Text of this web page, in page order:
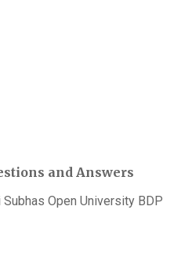
and Answers
Open University BDP